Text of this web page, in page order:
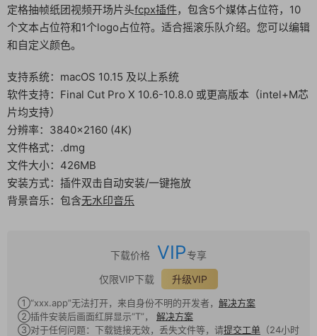
定格抽帧纸团视频开场片头fcpx插件，包含5个媒体占位符，10
个文本占位符和1个logo占位符。适合摇滚乐队介绍。您可以编辑
和自定义颜色。
支持系统：macOS 10.15 及以上系统
软件支持：Final Cut Pro X 10.6-10.8.0 或更高版本（intel+M芯
片均支持）
分辨率：3840×2160 (4K)
文件格式：.dmg
文件大小：426MB
安装方式：插件双击自动安装/一键拖放
背景音乐：包含无水印音乐
下载价格 VIP专享
仅限VIP下载
升级VIP
①“xxx.app”无法打开，来自身份不明的开发者， 解决方案
②插件安装后画面红屏显示“T”， 解决方案
③对于任何问题：下载链接无效，丢失文件等，请提交工单 （24小时